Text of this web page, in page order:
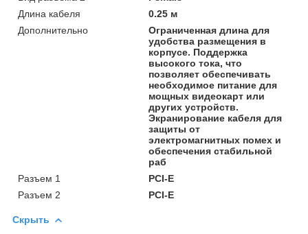
Длина кабеля
0.25 м
Дополнительно
Ограниченная длина для
удобства размещения в
корпусе. Поддержка
высокого тока, что
позволяет обеспечивать
необходимое питание для
мощных видеокарт или
других устройств.
Экранирование кабеля для
защиты от
электромагнитных помех и
обеспечения стабильной
раб
Разъем 1
PCI-E
Разъем 2
PCI-E
Скрыть